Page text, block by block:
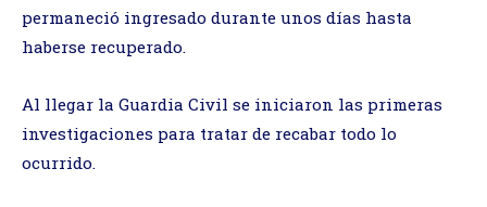
permaneció ingresado durante unos días hasta
haberse recuperado.
Al llegar la Guardia Civil se iniciaron las primeras
investigaciones para tratar de recabar todo lo
ocurrido.